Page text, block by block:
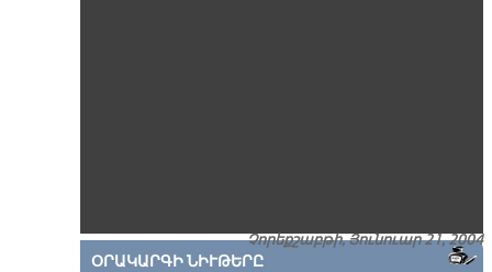
Չորեքշաբթի, Յունուար 21, 2004
ՕՐԱԿԱՐԳԻ ՆԻՒԹԵՐԸ